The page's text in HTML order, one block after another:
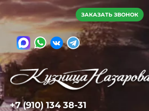
ЗАКАЗАТЬ ЗВОНОК
+7 (910) 134 38-31